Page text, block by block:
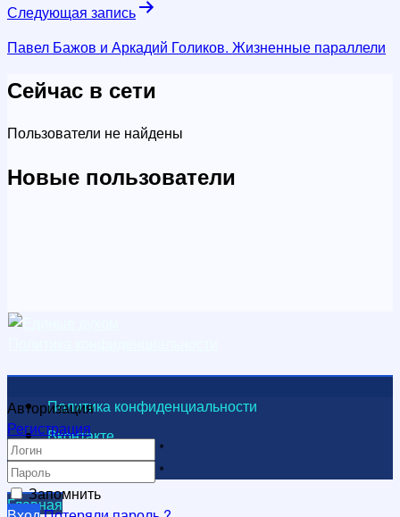
Следующая запись
Павел Бажов и Аркадий Голиков. Жизненные параллели
Сейчас в сети
Пользователи не найдены
Новые пользователи
Политика конфиденциальности
Вконтакте
Видеоканал
Главная
Авторизация
Регистрация
*
*
Запомнить